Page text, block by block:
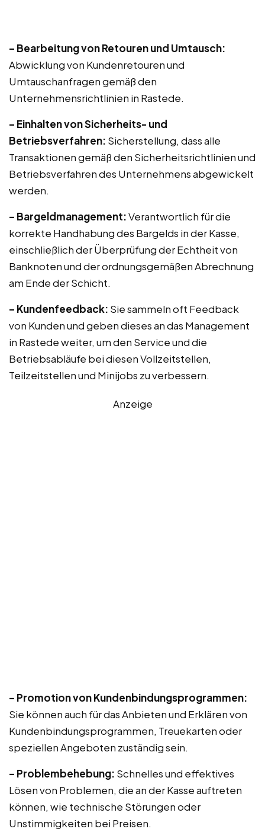
– Bearbeitung von Retouren und Umtausch:
Abwicklung von Kundenretouren und
Umtauschanfragen gemäß den
Unternehmensrichtlinien in Rastede.
– Einhalten von Sicherheits- und
Betriebsverfahren: Sicherstellung, dass alle
Transaktionen gemäß den Sicherheitsrichtlinien und
Betriebsverfahren des Unternehmens abgewickelt
werden.
– Bargeldmanagement:Verantwortlich für die
korrekte Handhabung des Bargelds in der Kasse,
einschließlich der Überprüfung der Echtheit von
Banknoten und der ordnungsgemäßen Abrechnung
am Ende der Schicht.
– Kundenfeedback: Sie sammeln oft Feedback
von Kunden und geben dieses an das Management
in Rastede weiter, um den Service und die
Betriebsabläufe bei diesen Vollzeitstellen,
Teilzeitstellen und Minijobs zu verbessern.
Anzeige
– Promotion von Kundenbindungsprogrammen:
Sie können auch für das Anbieten und Erklären von
Kundenbindungsprogrammen, Treuekarten oder
speziellen Angeboten zuständig sein.
– Problembehebung: Schnelles und effektives
Lösen von Problemen, die an der Kasse auftreten
können, wie technische Störungen oder
Unstimmigkeiten bei Preisen.